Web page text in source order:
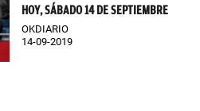
HOY, SÁBADO 14 DE SEPTIEMBRE
OKDIARIO
14-09-2019